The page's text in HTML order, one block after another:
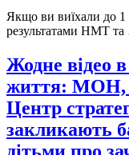
Якщо ви виїхали до 1
результатами НМТ
Жодне відео
життя: МОН,
Центр
закликають